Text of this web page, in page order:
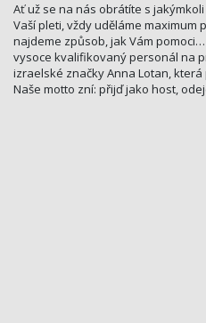
Ať už se na nás obrátíte s
Vaší pleti, vždy uděláme maximum
najdeme způsob, jak Vám
vysoce kvalifikovaný personál na
izraelské značky Anna Lotan,
Naše motto zní: přijď jako host,